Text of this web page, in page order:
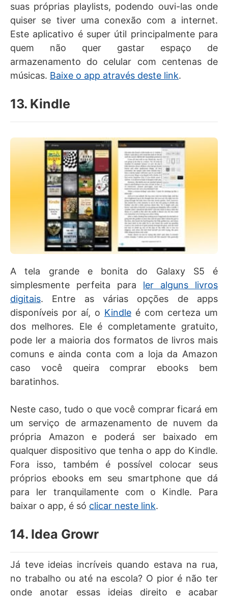
suas próprias playlists, podendo ouvi-las onde
quiser se tiver uma conexão com a internet.
Este aplicativo é super útil principalmente para
quem não quer gastar espaço de
armazenamento do celular com centenas de
músicas. Baixe o app através deste link.
13. Kindle
A tela grande e bonita do Galaxy S5 é
simplesmente perfeita para ler alguns livros
digitais. Entre as várias opções de apps
disponíveis por aí, o Kindle é com certeza um
dos melhores. Ele é completamente gratuito,
pode ler a maioria dos formatos de livros mais
comuns e ainda conta com a loja da Amazon
caso você queira comprar ebooks bem
baratinhos.
Neste caso, tudo o que você comprar ficará em
um serviço de armazenamento de nuvem da
própria Amazon e poderá ser baixado em
qualquer dispositivo que tenha o app do Kindle.
Fora isso, também é possível colocar seus
próprios ebooks em seu smartphone que dá
para ler tranquilamente com o Kindle. Para
baixar o app, é só clicar neste link.
14. Idea Growr
Já teve ideias incríveis quando estava na rua,
no trabalho ou até na escola? O pior é não ter
onde anotar essas ideias direito e acabar